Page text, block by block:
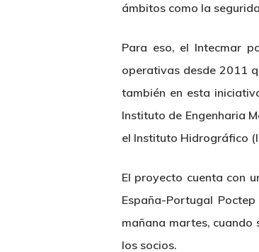
ámbitos como la
Para eso, el Intecmar
operativas desde 2011
también en esta
Instituto de Engenharia
el Instituto Hidrográfico
El proyecto cuenta con
España-Portugal
mañana martes, cuando
los socios.